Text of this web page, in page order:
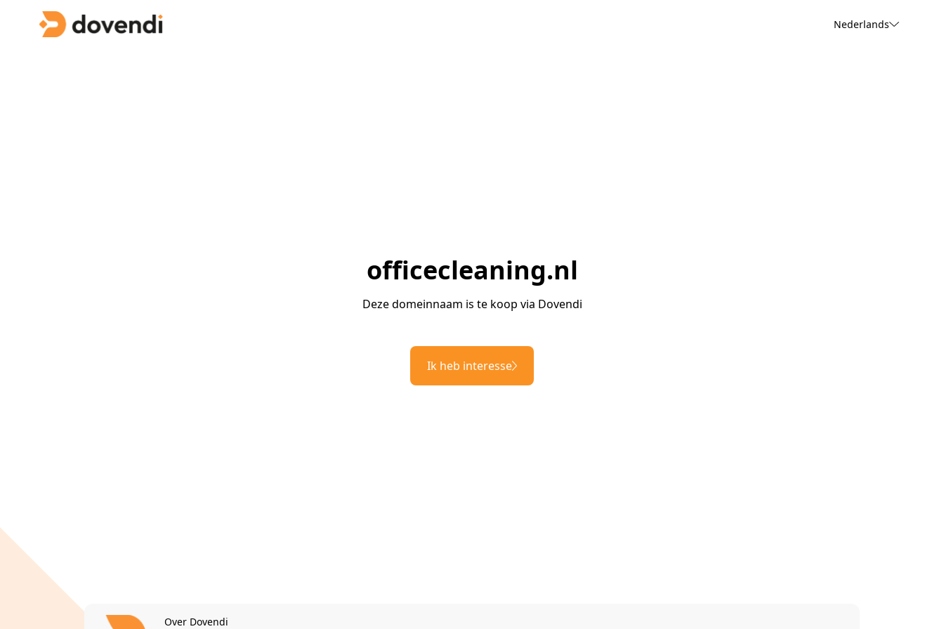
Nederlands
officecleaning.nl
Deze domeinnaam is te koop via Dovendi
Ik heb interesse
Over Dovendi